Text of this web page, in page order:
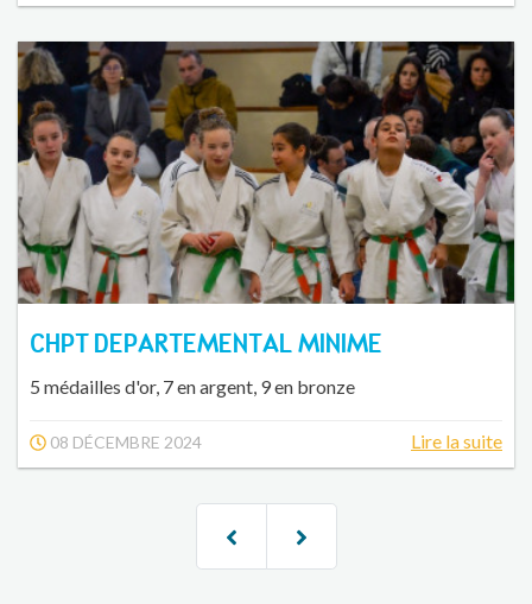
CHPT DEPARTEMENTAL MINIME
5 médailles d'or, 7 en argent, 9 en bronze
08 DÉCEMBRE 2024 Lire la suite